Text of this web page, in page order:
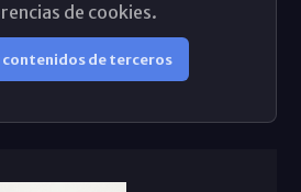
de cookies.
de terceros